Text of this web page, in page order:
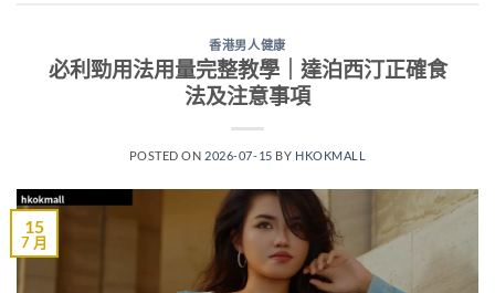
香港男人健康
必利勁用法用量完整教學｜達泊西汀正確食
法及注意事項
POSTED ON 2026-07-15 BY HKOKMALL
15
7 月